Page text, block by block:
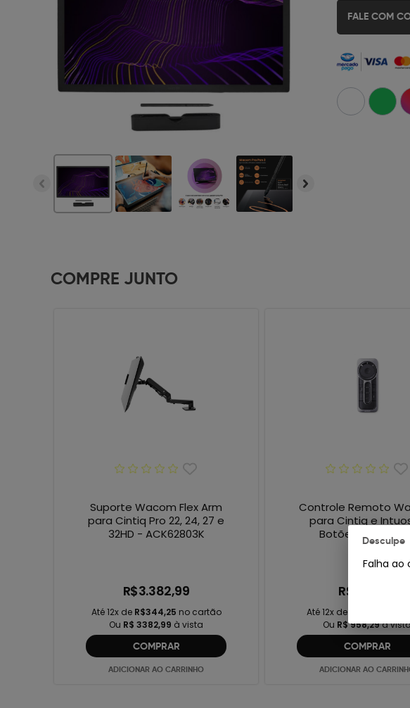
FALE COM
COMPRE JUNTO
Suporte Wacom Flex Arm
para Cintiq Pro 22, 24, 27 e
32HD - ACK62803K
R$3.382,99
Até 12x de R$344,25 no cartão
Ou R$ 3382,99 à vista
COMPRAR
ADICIONAR AO CARRINHO
Controle Remoto
para Cintiq e
Botões ACK411050
R$958,29
Até 12x de
Ou R$ 958,29à
COMPRAR
ADICIONAR AO
Desculpe
Falha ao